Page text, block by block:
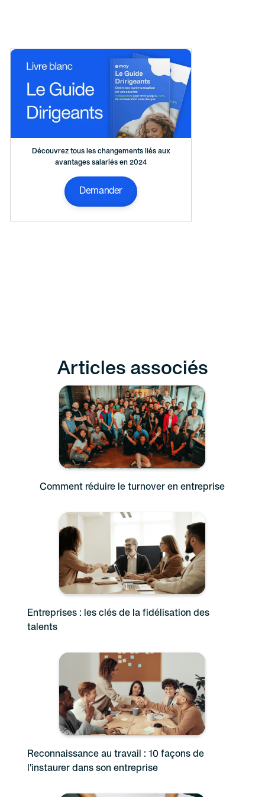
Découvrez tous les changements liés aux
avantages salariés en 2024
Demander
Articles associés
Comment réduire le turnover en entreprise
Entreprises : les clés de la fidélisation des
talents
Reconnaissance au travail : 10 façons de
l'instaurer dans son entreprise